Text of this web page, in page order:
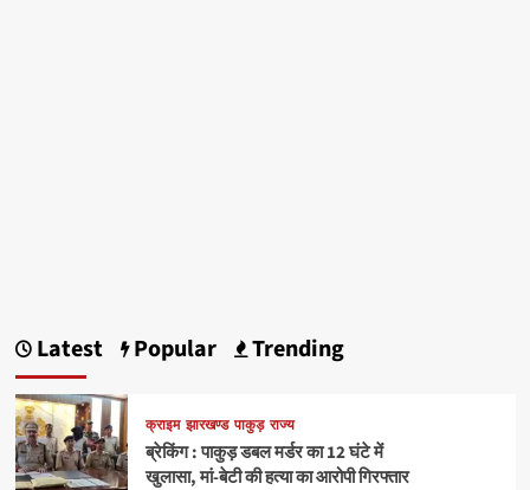
Latest Popular Trending
क्राइम झारखण्ड पाकुड़ राज्य
ब्रेकिंग : पाकुड़ डबल मर्डर का 12 घंटे में
खुलासा, मां-बेटी की हत्या का आरोपी गिरफ्तार